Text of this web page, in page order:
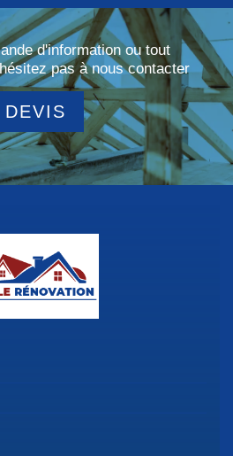
d'information ou tout
pas à nous contacter
DEVIS